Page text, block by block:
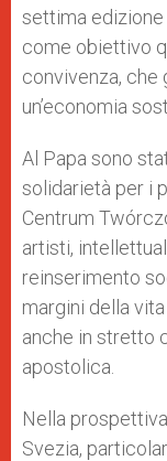
settima edizione
come obiettivo
convivenza, che
un’economia
Al Papa sono
solidarietà per i
Centrum
artisti,
reinserimento
margini della
anche in stretto
apostolica.
Nella
Svezia,